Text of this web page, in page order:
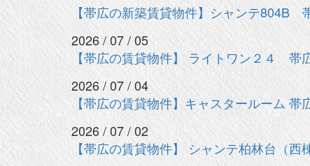
【帯広の新築賃貸物件】シャンテ804B
2026 / 07 / 05
【帯広の賃貸物件】 ライトワン２４ 帯
2026 / 07 / 04
【帯広の賃貸物件】キャスタールーム 帯
2026 / 07 / 02
【帯広の賃貸物件】 シャンテ柏林台（